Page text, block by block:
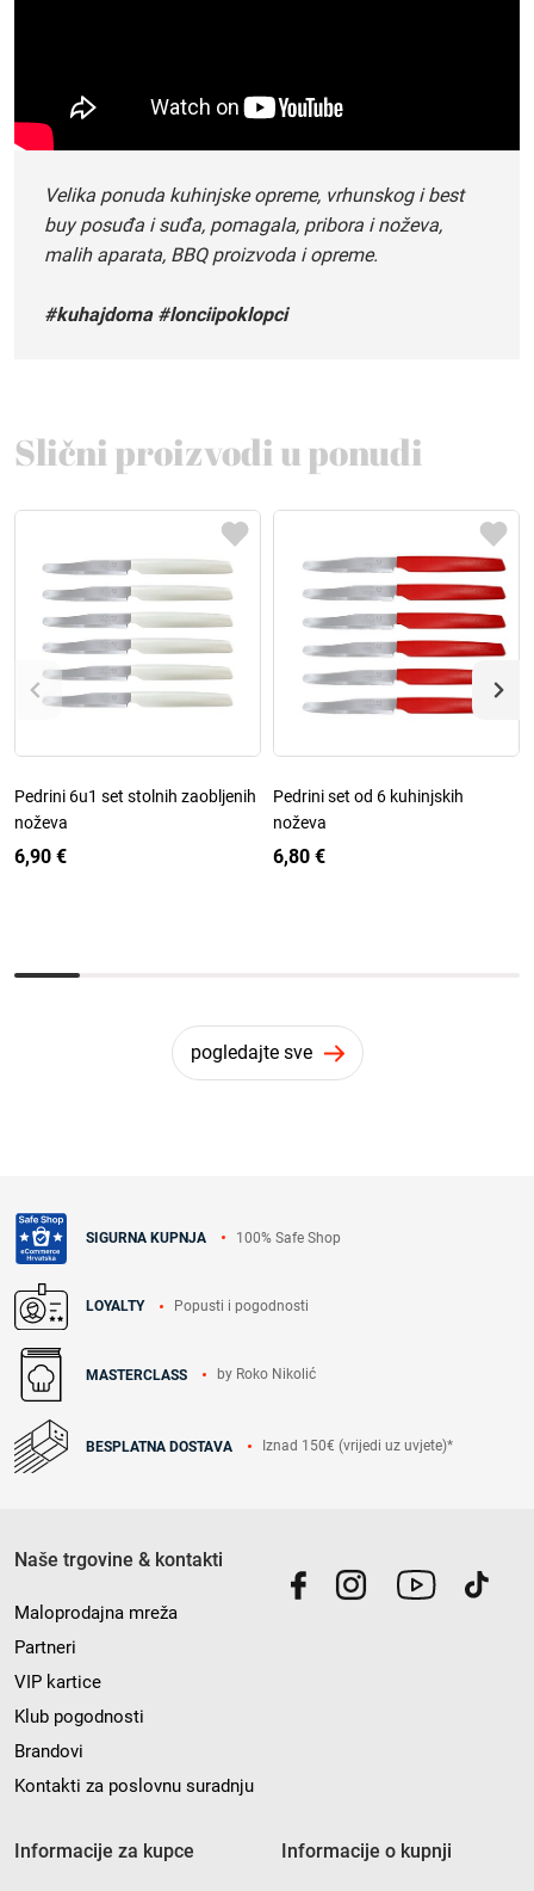
Velika ponuda kuhinjske opreme, vrhunskog i best
buy posuđa i suđa, pomagala, pribora i noževa,
malih aparata, BBQ proizvoda i opreme.
#kuhajdoma #lonciipoklopci
Slični proizvodi u ponudi
Pedrini 6u1 set stolnih zaobljenih
noževa
6,90 €
Pedrini set od 6 kuhinjskih
noževa
6,80 €
pogledajte sve
SIGURNA KUPNJA 100% Safe Shop
LOYALTY Popusti i pogodnosti
MASTERCLASS by Roko Nikolić
BESPLATNA DOSTAVA Iznad 150€ (vrijedi uz uvjete)*
Naše trgovine & kontakti
Maloprodajna mreža
Partneri
VIP kartice
Klub pogodnosti
Brandovi
Kontakti za poslovnu suradnju
Informacije za kupce Informacije o kupnji